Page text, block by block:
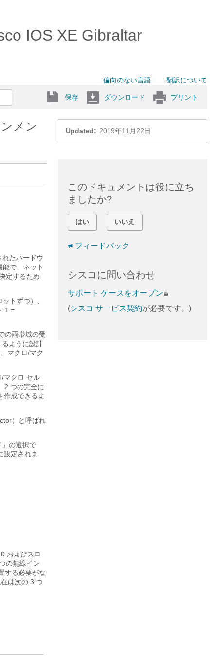
IOS XE Gibraltar
偏向のない言語 翻訳について
保存 ダウンロード プリント
Updated: 2019年11月22日
メン
たハードウ
で、ネット
定するため
トずつ）、
1 =
の両帯域の受
ように設計
マクロ/マク
/マクロ セル
2 つの完全に
作成できるよ
）と呼ばれ
」の選択で
設定されま
およびスロ
の無線イン
する必要がな
は次の 3 つ
このドキュメントは役に立ち
ましたか?
はい いいえ
フィードバック
シスコに問い合わせ
サポート ケースをオープン
(シスコ サービス契約が必要です。)